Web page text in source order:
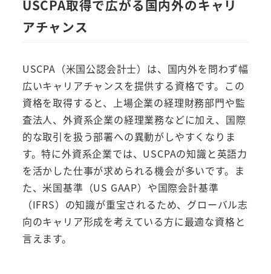
USCPA取得で広がる国内外のキャリ
アチャンス
USCPA（米国公認会計士）は、国内外を問わず幅
広いキャリアチャンスを提供する資格です。この
資格を取得すると、上場企業の経理財務部門や監
査法人、外資系企業の経理業務などに加え、国際
的な取引を扱う部署への異動がしやすくなりま
す。特に外資系企業では、USCPAの知識と英語力
を活かした仕事が求められる機会が多いです。ま
た、米国基準（US GAAP）や国際会計基準
（IFRS）の知識が重宝されるため、グローバル志
向のキャリア形成を考えている方に最適な資格と
言えます。